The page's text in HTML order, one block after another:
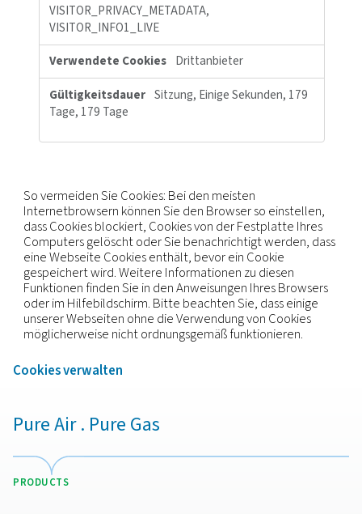
Diese Cookies können über unsere Website von unseren
gesetzt werden. Sie können von diesen Unternehmen
um ein Profil Ihrer Interessen zu erstellen und Ihnen relevante
auf anderen Websites zu zeigen. Sie speichern nicht direkt
personenbezogene Daten, basieren jedoch auf einer
Identifizierung Ihres Browsers und Internet-Geräts. Wenn Sie
Cookies nicht zulassen, werden Sie weniger gezielte Werbung
Cookies
Marketingzwecke
_gcl_au,_fbp,FPLC
Erstanbieter
89 Tage, 89 Tage, Einige
Sekunden